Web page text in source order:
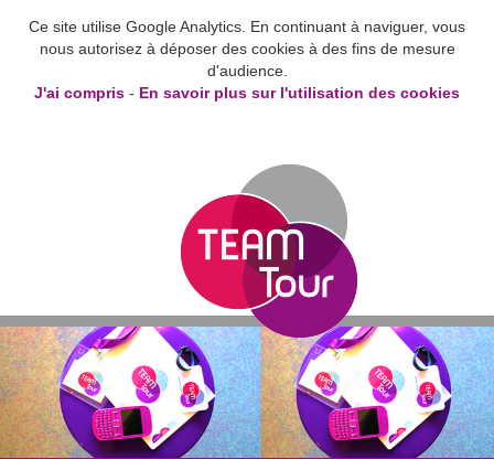
Ce site utilise Google Analytics. En continuant à naviguer, vous
nous autorisez à déposer des cookies à des fins de mesure
d'audience.
J'ai compris - En savoir plus sur l'utilisation des cookies